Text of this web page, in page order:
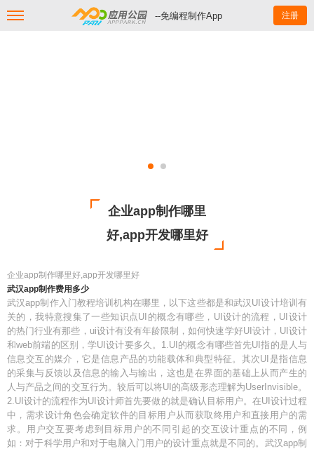
--免编程制作App 注册
企业app制作哪里
好,app开发哪里好
企业app制作哪里好,app开发哪里好
武汉app制作费用多少
武汉app制作入门教程培训机构在哪里，以下这些都是和武汉UI设计培训有
关的，我特意搜集了一些知识点UI的概念有哪些，UI设计的流程，UI设计
的热门行业有那些，ui设计有没有年龄限制，如何快速学好UI设计，UI设计
和web前端的区别，学UI设计要多久。1.UI的概念有哪些首先UI指的是人与
信息交互的媒介，它是信息产品的功能载体和典型特征。其次UI是指信息
的采集与反馈以及信息的输入与输出，这也是在界面的基础上从而产生的
人与产品之间的交互行为。较后可以将UI的高级形态理解为UserInvisible。
2.UI设计的流程作为UI设计师首先要做的就是确认目标用户。在UI设计过程
中，需求设计角色会确定软件的目标用户从而获取终用户和直接用户的需
求。用户交互要考虑到目标用户的不同引起的交互设计重点的不同，例
如：对于科学用户和对于电脑入门用户的设计重点就是不同的。武汉app制